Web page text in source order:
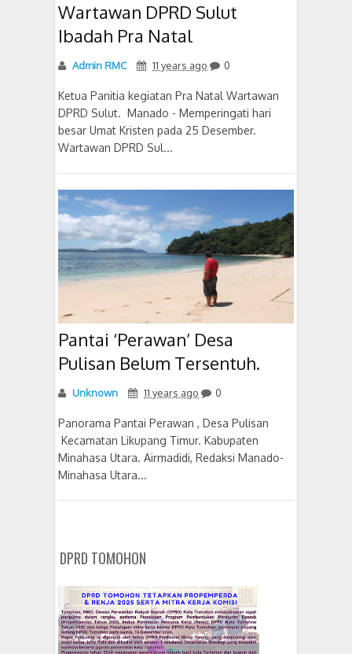
Wartawan DPRD Sulut
Ibadah Pra Natal
Admin RMC 11 years ago 0
Ketua Panitia kegiatan Pra Natal Wartawan
DPRD Sulut. Manado - Memperingati hari
besar Umat Kristen pada 25 Desember.
Wartawan DPRD Sul...
Pantai ‘Perawan’ Desa
Pulisan Belum Tersentuh.
Unknown 11 years ago 0
Panorama Pantai Perawan , Desa Pulisan
Kecamatan Likupang Timur. Kabupaten
Minahasa Utara. Airmadidi, Redaksi Manado-
Minahasa Utara...
DPRD TOMOHON